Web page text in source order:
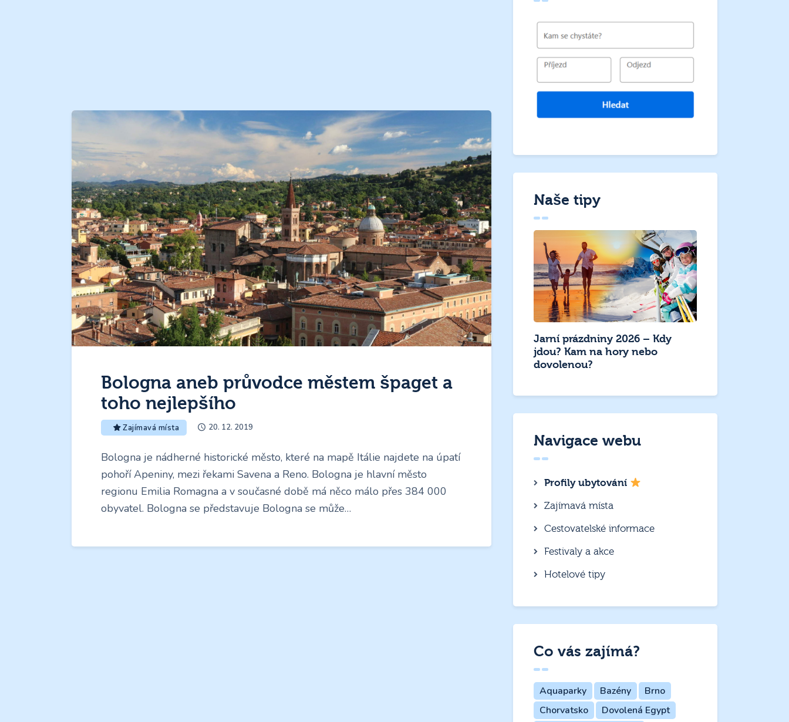
Bologna aneb průvodce městem špaget a
toho nejlepšího
Zajímavá místa 20. 12. 2019
Bologna je nádherné historické město, které na mapě Itálie najdete na úpatí
pohoří Apeniny, mezi řekami Savena a Reno. Bologna je hlavní město
regionu Emilia Romagna a v současné době má něco málo přes 384 000
obyvatel. Bologna se představuje Bologna se může…
Naše tipy
Jarní prázdniny 2026 – Kdy
jdou? Kam na hory nebo
dovolenou?
Navigace webu
Profily ubytování
Zajímavá místa
Cestovatelské informace
Festivaly a akce
Hotelové tipy
Co vás zajímá?
Aquaparky Bazény
Brno
Chorvatsko
Dovolená Egypt